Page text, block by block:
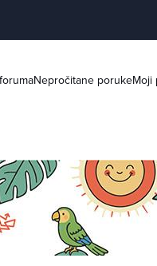
Nepročitane porukeMoji